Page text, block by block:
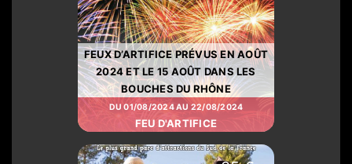
FEUX D’ARTIFICE PRÉVUS EN AOÛT
2024 ET LE 15 AOÛT DANS LES
BOUCHES DU RHÔNE
DU 01/08/2024 AU 22/08/2024
FEU D'ARTIFICE